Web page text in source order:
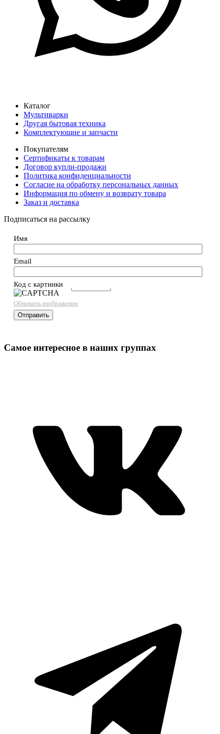
Каталог
Мультиварки
Другая бытовая техника
Комплектующие и запчасти
Покупателям
Сертификаты к товарам
Договор купли-продажи
Политика конфиденциальности
Согласие на обработку персональных данных
Информация по обмену и возврату товара
Заказ и доставка
Подписаться на рассылку
Имя
Email
Код с картинки→
Обновить изображение
Самое интересное в наших группах